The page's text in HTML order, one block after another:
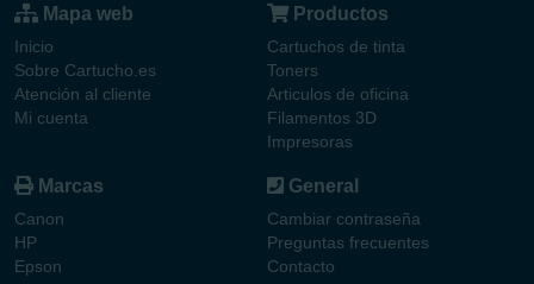
Mapa web
Inicio
Sobre Cartucho.es
Atención al cliente
Mi cuenta
Productos
Cartuchos de tinta
Toners
Articulos de oficina
Filamentos 3D
Impresoras
Marcas
Canon
HP
Epson
General
Cambiar contraseña
Preguntas frecuentes
Contacto